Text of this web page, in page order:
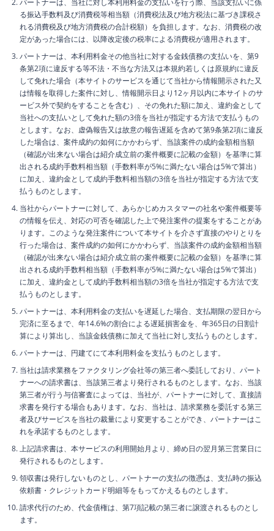
パートナーは、当社に対し本利用料金の支払いを行う際、当該支払いに係
る振込手数料及び消費税等相当額（消費税法及び地方税法に基づき課税さ
れる消費税及び地方消費税の合計税額）を負担します。なお、消費税の改
定があった場合には、以降改定後の税率による消費税が適用されます。
パートナーは、本利用料金その他当社に対する金銭債務の支払いを、第9
条第2項に違反する等不法・不当な方法又は本規約若しくは原規約に違反
して免れた場合（本サイトのサービスを通じて当社から情報開示された又
は情報を取得した案件に対し、情報開示日より12ヶ月以内に本サイトのサ
ービス外で契約をすることを含む）、その免れた額に加え、違約金として
当社への支払いとして免れた額の3倍を当社が指定する方法で支払うもの
とします。なお、虚偽報告又は故意の報告遅延を含めて第9条第2項に違反
した場合は、案件成約の如何にかかわらず、当該案件の成約金額相当額
（確認が出来ない場合は紹介成立前の案件概要に記載の金額）を基準に算
出される成約手数料相当額（手数料率が5%に満たない場合は5%で算出）
に加え、違約金として成約手数料相当額の3倍を当社が指定する方法で支
払うものとします。
当社からパートナーに対して、あらかじめカスタマーの社名や案件概要等
の情報を伝え、対応の可否を確認した上で発注案件の提案をすることがあ
ります。このような発注案件について本サイトを介さず直接のやりとりを
行った場合は、案件成約の如何にかかわらず、当該案件の成約金額相当額
（確認が出来ない場合は紹介成立前の案件概要に記載の金額）を基準に算
出される成約手数料相当額（手数料率が5%に満たない場合は5%で算出）
に加え、違約金として成約手数料相当額の3倍を当社が指定する方法で支
払うものとします。
パートナーは、本利用料金の支払いを遅延した場合、支払期限の翌日から
完済に至るまで、年14.6%の割合による遅延損害金を、年365日の日割計
算により算出し、当該金銭債務に加えて当社に対し支払うものとします。
パートナーは、円建てにて本利用料金を支払うものとします。
当社は請求業務をファクタリング会社等の第三者へ委託しており、パート
ナーへの請求書は、当該第三者より発行されるものとします。なお、当該
第三者が行う与信審査によっては、当社が、パートナーに対して、直接請
求書を発行する場合もあります。なお、当社は、請求業務を委託する第三
者及びサービスを当社の裁量により変更することができ、パートナーはこ
れを承諾するものとします。
上記請求書は、本サービスの利用開始月より、締め日の翌月第三営業日に
発行されるものとします。
領収書は発行しないものとし、パートナーの支払の徴憑は、支払時の振込
依頼書・クレジットカード明細等をもってかえるものとします。
請求代行のため、代金債権は、第7項記載の第三者に譲渡されるものとし
ます。